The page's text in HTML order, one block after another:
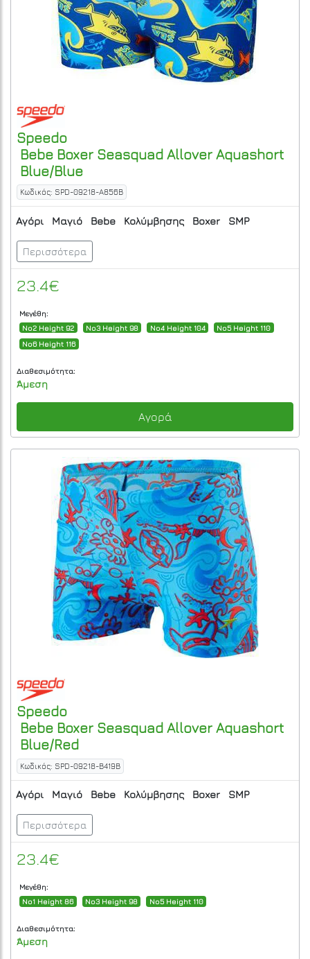
Speedo
Bebe Boxer Seasquad Allover Aquashort
Blue/Blue
Κωδικός: SPD-09218-A856B
Αγόρι Μαγιό Bebe Κολύμβησης Boxer SMP
Περισσότερα
23.4€
Μεγέθη:
No2 Height 92
No3 Height 98 No4 Height 104
No5 Height 110
No6 Height 116
Διαθεσιμότητα:
Άμεση
Αγορά
Speedo
Bebe Boxer Seasquad Allover Aquashort
Blue/Red
Κωδικός: SPD-09218-B419B
Αγόρι Μαγιό Bebe Κολύμβησης Boxer SMP
Περισσότερα
23.4€
Μεγέθη:
No1 Height 86
No3 Height 98 No5 Height 110
Διαθεσιμότητα:
Άμεση